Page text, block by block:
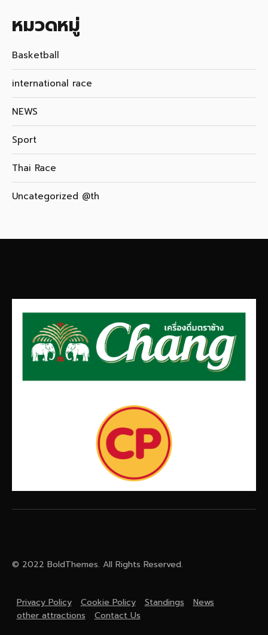
หมวดหมู่
Basketball
international race
NEWS
Sport
Thai Race
Uncategorized @th
© 2022 BoldThemes. All Rights Reserved.
Privacy Policy Cookie Policy Standings
News
other attractions
Contact Us